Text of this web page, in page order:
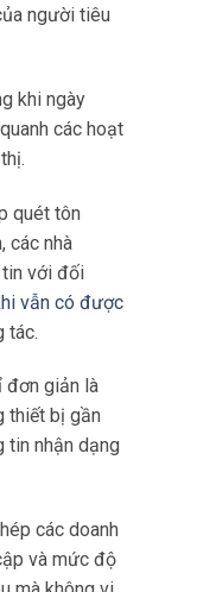
về quyền
người tiêu
khi ngày
các hoạt
quét tôn
nhà
với đối
vẫn có được
giản là
bị gần
tin nhận dạng